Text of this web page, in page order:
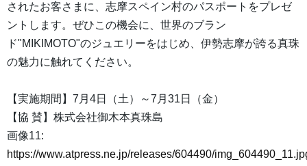
されたお客さまに、志摩スペイン村のパスポートをプレゼ
ントします。ぜひこの機会に、世界のブラン
ド"MIKIMOTO"のジュエリーをはじめ、伊勢志摩が誇る真珠
の魅力に触れてください。
【実施期間】7月4日（土）～7月31日（金）
【協 賛】株式会社御木本真珠島
画像11:
https://www.atpress.ne.jp/releases/604490/